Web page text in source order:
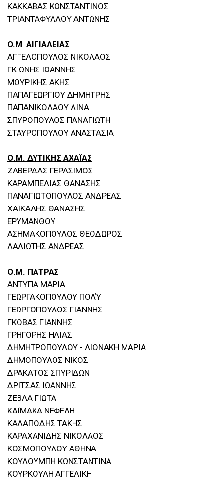
ΚΑΚΚΑΒΑΣ ΚΩΝΣΤΑΝΤΙΝΟΣ
ΤΡΙΑΝΤΑΦΥΛΛΟΥ ΑΝΤΩΝΗΣ
O.M ΑΙΓΙΑΛΕΙΑΣ
ΑΓΓΕΛΟΠΟΥΛΟΣ ΝΙΚΟΛΑΟΣ
ΓΚΙΩΝΗΣ ΙΩΑΝΝΗΣ
ΜΟΥΡΙΚΗΣ ΑΚΗΣ
ΠΑΠΑΓΕΩΡΓΙΟΥ ΔΗΜΗΤΡΗΣ
ΠΑΠΑΝΙΚΟΛΑΟΥ ΛΙΝΑ
ΣΠΥΡΟΠΟΥΛΟΣ ΠΑΝΑΓΙΩΤΗ
ΣΤΑΥΡΟΠΟΥΛΟΥ ΑΝΑΣΤΑΣΙΑ
Ο.Μ. ΔΥΤΙΚΗΣ ΑΧΑΪΑΣ
ΖΑΒΕΡΔΑΣ ΓΕΡΑΣΙΜΟΣ
ΚΑΡΑΜΠΕΛΙΑΣ ΘΑΝΑΣΗΣ
ΠΑΝΑΓΙΩΤΟΠΟΥΛΟΣ ΑΝΔΡΕΑΣ
ΧΑΪΚΑΛΗΣ ΘΑΝΑΣΗΣ
ΕΡΥΜΑΝΘΟΥ
ΑΣΗΜΑΚΟΠΟΥΛΟΣ ΘΕΟΔΩΡΟΣ
ΛΑΛΙΩΤΗΣ ΑΝΔΡΕΑΣ
Ο.Μ. ΠΑΤΡΑΣ
ΑΝΤΥΠΑ ΜΑΡΙΑ
ΓΕΩΡΓΑΚΟΠΟΥΛΟΥ ΠΟΛΎ
ΓΕΩΡΓΟΠΟΥΛΟΣ ΓΙΑΝΝΗΣ
ΓΚΟΒΑΣ ΓΙΑΝΝΗΣ
ΓΡΗΓΟΡΗΣ ΗΛΙΑΣ
ΔΗΜΗΤΡΟΠΟΥΛΟΥ - ΛΙΟΝΑΚΗ ΜΑΡΙΑ
ΔΗΜΟΠΟΥΛΟΣ ΝΙΚΟΣ
ΔΡΑΚΑΤΟΣ ΣΠΥΡΙΔΩΝ
ΔΡΙΤΣΑΣ ΙΩΑΝΝΗΣ
ΖΕΒΛΑ ΓΙΩΤΑ
ΚΑΪΜΑΚΑ ΝΕΦΕΛΗ
ΚΑΛΑΠΟΔΗΣ ΤΑΚΗΣ
ΚΑΡΑΧΑΝΙΔΗΣ ΝΙΚΟΛΑΟΣ
ΚΟΣΜΟΠΟΥΛΟΥ ΑΘΗΝΑ
ΚΟΥΛΟΥΜΠΗ ΚΩΝΣΤΑΝΤΙΝΑ
ΚΟΥΡΚΟΥΛΗ ΑΓΓΕΛΙΚΗ